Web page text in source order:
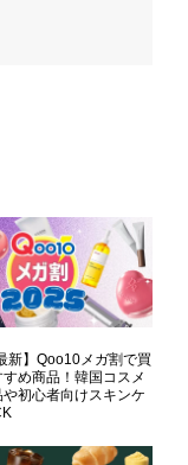
新】Qoo10メガ割で買
すめ商品！韓国コスメ
や初心者向けスキンケ